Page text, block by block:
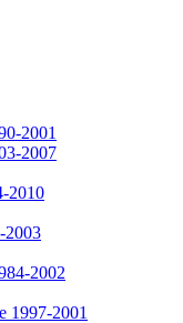
2001
2007
2010
2003
2002
1997-2001